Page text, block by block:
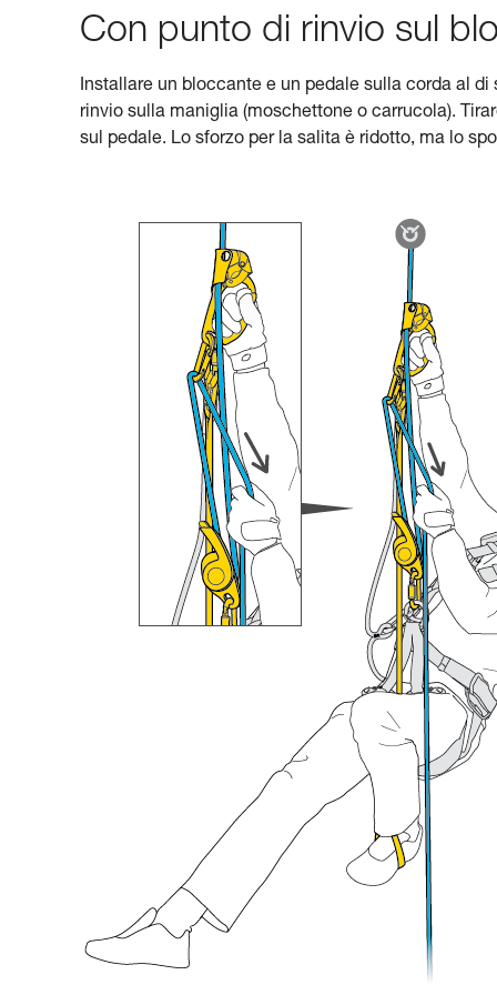
Con punto di rinvio sul
Installare un bloccante e un pedale sulla corda al di
rinvio sulla maniglia (moschettone o carrucola).
sul pedale. Lo sforzo per la salita è ridotto, ma lo